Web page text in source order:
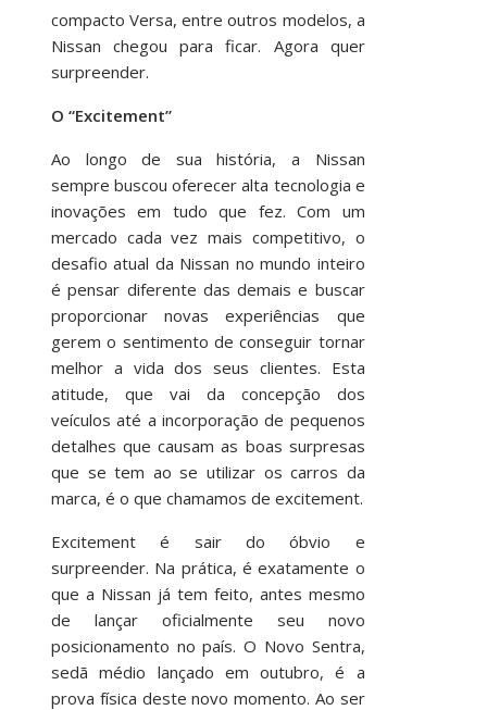
compacto Versa, entre outros modelos, a
Nissan chegou para ficar. Agora quer
surpreender.
O “Excitement”
Ao longo de sua história, a Nissan
sempre buscou oferecer alta tecnologia e
inovações em tudo que fez. Com um
mercado cada vez mais competitivo, o
desafio atual da Nissan no mundo inteiro
é pensar diferente das demais e buscar
proporcionar novas experiências que
gerem o sentimento de conseguir tornar
melhor a vida dos seus clientes. Esta
atitude, que vai da concepção dos
veículos até a incorporação de pequenos
detalhes que causam as boas surpresas
que se tem ao se utilizar os carros da
marca, é o que chamamos de excitement.
Excitement é sair do óbvio e
surpreender. Na prática, é exatamente o
que a Nissan já tem feito, antes mesmo
de lançar oficialmente seu novo
posicionamento no país. O Novo Sentra,
sedã médio lançado em outubro, é a
prova física deste novo momento. Ao ser